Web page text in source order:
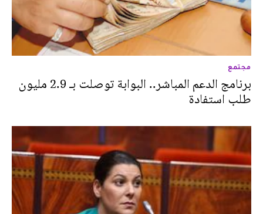
مجتمع
برنامج الدعم المباشر.. البوابة توصلت بـ 2.9 مليون
طلب استفادة